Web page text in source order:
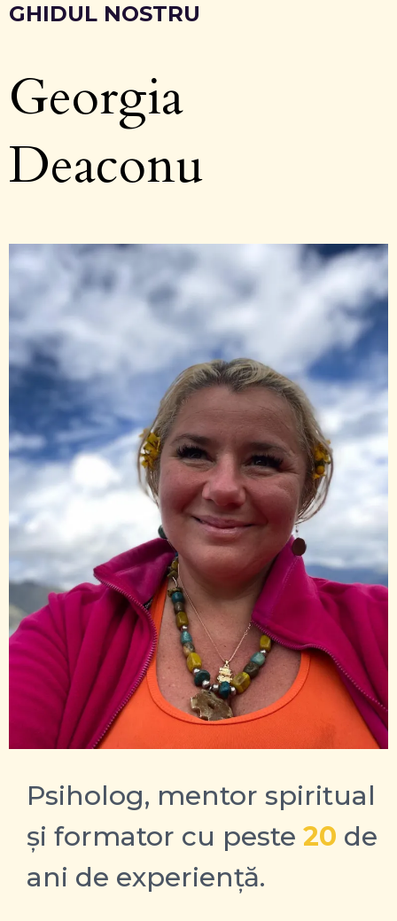
GHIDUL NOSTRU
Georgia
Deaconu
Psiholog, mentor spiritual
și formator cu peste 20 de
ani de experiență.